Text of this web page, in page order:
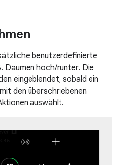
benutzerdefinierte
Daumen hoch/runter. Die
eingeblendet, sobald ein
den überschriebenen
auswählt.